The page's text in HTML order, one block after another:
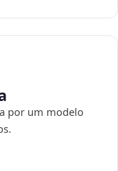
por um modelo